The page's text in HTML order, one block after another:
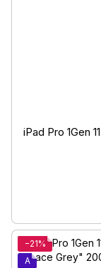
iPad Pro 1Gen
−21%
A